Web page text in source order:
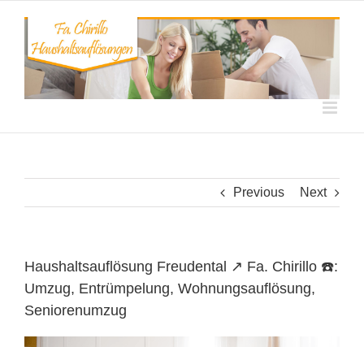
content
Previous Next
Haushaltsauflösung Freudental ↗️ Fa. Chirillo ☎️:
Umzug, Entrümpelung, Wohnungsauflösung,
Seniorenumzug